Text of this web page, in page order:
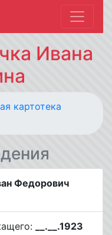
Ивана
картотека
Федорович
__.__.1923